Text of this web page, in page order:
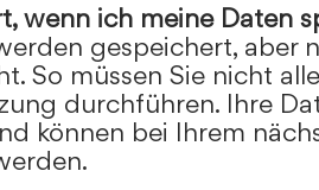
wenn ich meine Daten
gespeichert, aber
So müssen Sie nicht
durchführen. Ihre
können bei Ihrem